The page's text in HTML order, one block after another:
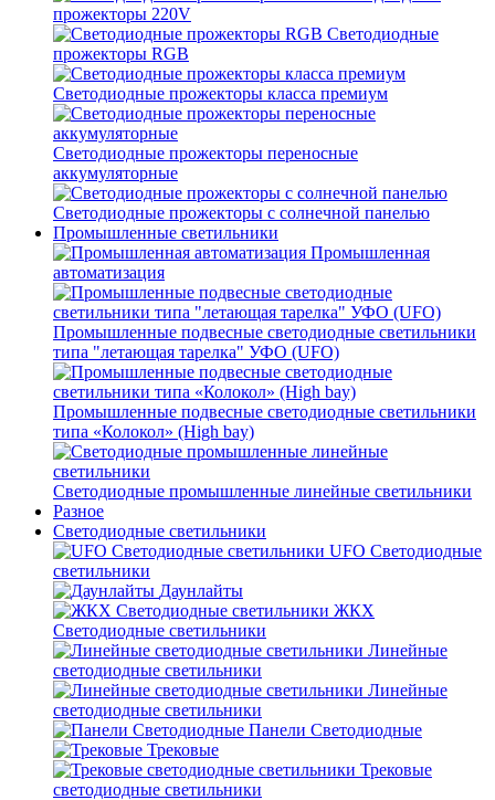
прожекторы 220V
Светодиодные
прожекторы RGB
Светодиодные прожекторы класса премиум
Светодиодные прожекторы переносные
аккумуляторные
Светодиодные прожекторы с солнечной панелью
Промышленные светильники
Промышленная
автоматизация
Промышленные подвесные cветодиодные светильники
типа "летающая тарелка" УФО (UFO)
Промышленные подвесные cветодиодные светильники
типа «Колокол» (High bay)
Светодиодные промышленные линейные светильники
Разное
Светодиодные светильники
UFO Светодиодные
светильники
Даунлайты
ЖКХ
Светодиодные светильники
Линейные
светодиодные светильники
Линейные
светодиодные светильники
Панели Светодиодные
Трековые
Трековые
светодиодные светильники